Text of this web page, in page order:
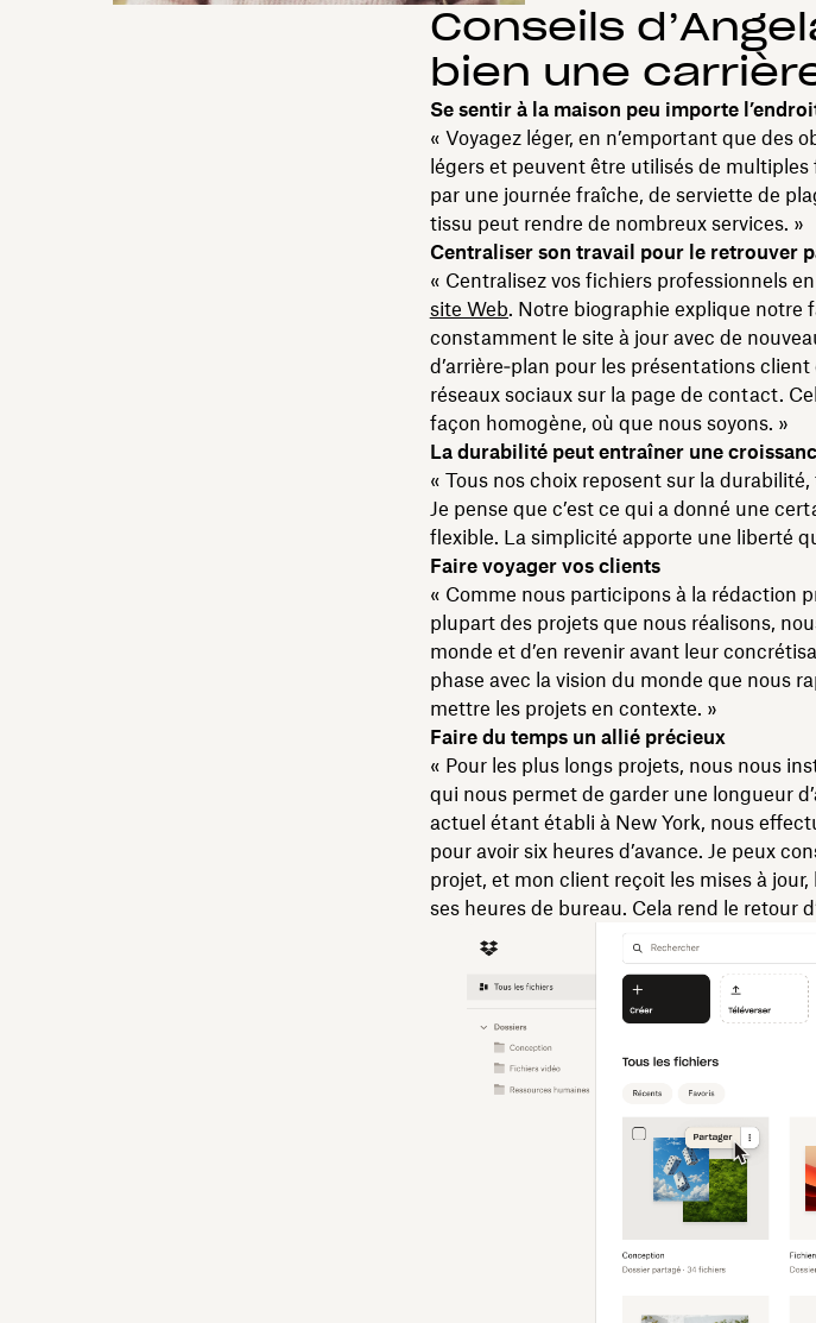
Conseils
bien une
Se sentir à la maison peu importe
« Voyagez léger, en n’emportant que des
légers et peuvent être utilisés de multiples
par une journée fraîche, de serviette de
tissu peut rendre de nombreux services. »
Centraliser son travail pour le retrouver
« Centralisez vos fichiers professionnels
site Web. Notre biographie explique notre
constamment le site à jour avec de
d’arrière‑plan pour les présentations
réseaux sociaux sur la page de contact.
façon homogène, où que nous soyons. »
La durabilité peut entraîner une
« Tous nos choix reposent sur la
Je pense que c’est ce qui a donné une
flexible. La simplicité apporte une liberté
Faire voyager vos clients
« Comme nous participons à la rédaction
plupart des projets que nous réalisons,
monde et d’en revenir avant leur
phase avec la vision du monde que nous
mettre les projets en contexte. »
Faire du temps un allié précieux
« Pour les plus longs projets, nous nous
qui nous permet de garder une longueur
actuel étant établi à New York, nous
pour avoir six heures d’avance. Je peux
projet, et mon client reçoit les mises à
ses heures de bureau. Cela rend le retour